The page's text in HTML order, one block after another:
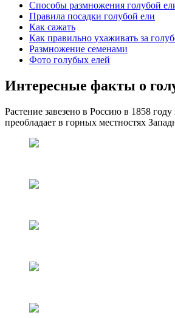
Способы размножения голубой
Правила посадки голубой ели
Как сажать
Как правильно ухаживать за
Размножение семенами
Фото голубых елей
Интересные факты о
Растение завезено в Россию в 1858
преобладает в горных местностях